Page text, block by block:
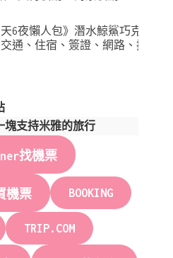
6夜懶人包》潛水鯨鯊巧克
通、住宿、簽證、網路、換
塊支持米雅的旅行
找機票
機票 BOOKING
TRIP.COM